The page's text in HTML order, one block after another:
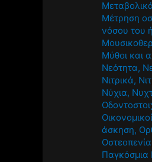
Μέτρηση
νόσου του
Μύθοι και
Νεότητα,
Νιτρικά,
Νύχια,
άσκηση,
Οστεοπενία
Παγκόσμια